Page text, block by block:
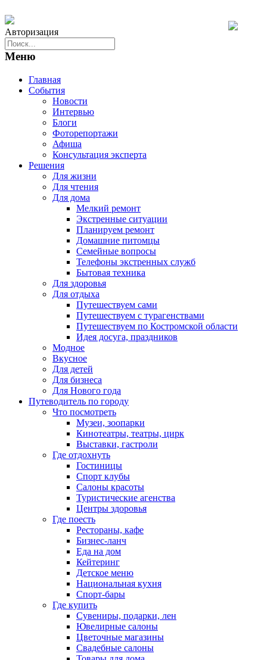
Авторизация
Меню
Главная
События
Новости
Интервью
Блоги
Фоторепортажи
Афиша
Консультация эксперта
Решения
Для жизни
Для чтения
Для дома
Мелкий ремонт
Экстренные ситуации
Планируем ремонт
Домашние питомцы
Семейные вопросы
Телефоны экстренных служб
Бытовая техника
Для здоровья
Для отдыха
Путешествуем сами
Путешествуем с турагенствами
Путешествуем по Костромской области
Идея досуга, праздников
Модное
Вкусное
Для детей
Для бизнеса
Для Нового года
Путеводитель по городу
Что посмотреть
Музеи, зоопарки
Кинотеатры, театры, цирк
Выставки, гастроли
Где отдохнуть
Гостиницы
Спорт клубы
Салоны красоты
Туристические агенства
Центры здоровья
Где поесть
Рестораны, кафе
Бизнес-ланч
Еда на дом
Кейтеринг
Детское меню
Национальная кухня
Спорт-бары
Где купить
Сувениры, подарки, лен
Ювелирные салоны
Цветочные магазины
Свадебные салоны